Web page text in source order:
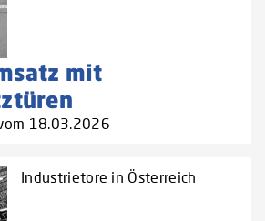
mit
18.03.2026
Industrietore in Österreich